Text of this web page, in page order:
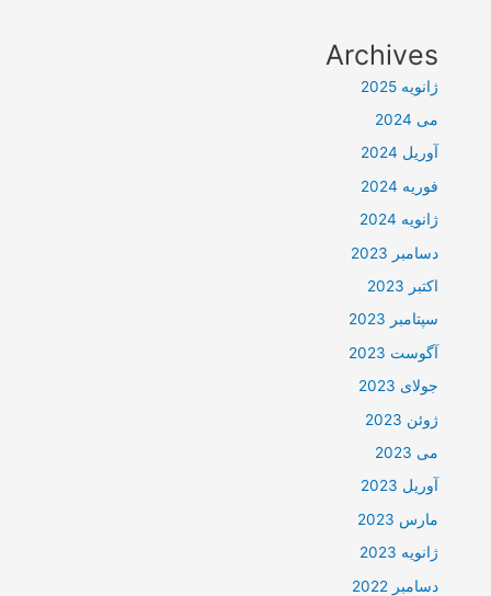
Archives
ژانویه 2025
می 2024
آوریل 2024
فوریه 2024
ژانویه 2024
دسامبر 2023
اکتبر 2023
سپتامبر 2023
آگوست 2023
جولای 2023
ژوئن 2023
می 2023
آوریل 2023
مارس 2023
ژانویه 2023
دسامبر 2022